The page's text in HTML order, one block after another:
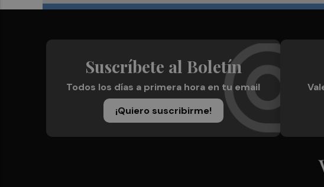
Suscríbete al Boletín
Todos los días a primera hora en tu email
¡Quiero suscribirme!